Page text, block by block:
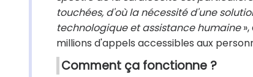
touchées, d'où la nécessité d'une
technologique et assistance humaine»,
millions d'appels accessibles aux
Comment ça fonctionne ?